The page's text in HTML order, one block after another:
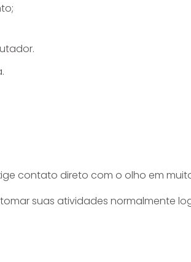
contato direto com o olho em
suas atividades normalmente